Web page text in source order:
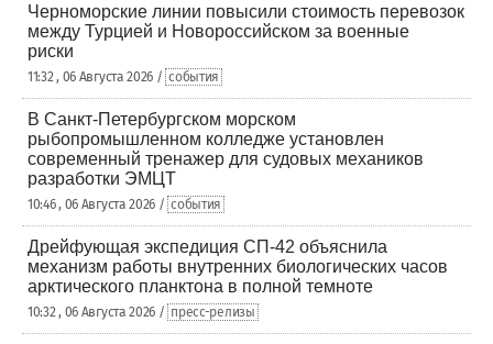
Черноморские линии повысили стоимость перевозок
между Турцией и Новороссийском за военные
риски
11:32 , 06 Августа 2026 / события
В Санкт-Петербургском морском
рыбопромышленном колледже установлен
современный тренажер для судовых механиков
разработки ЭМЦТ
10:46 , 06 Августа 2026 / события
Дрейфующая экспедиция СП-42 объяснила
механизм работы внутренних биологических часов
арктического планктона в полной темноте
10:32 , 06 Августа 2026 / пресс-релизы